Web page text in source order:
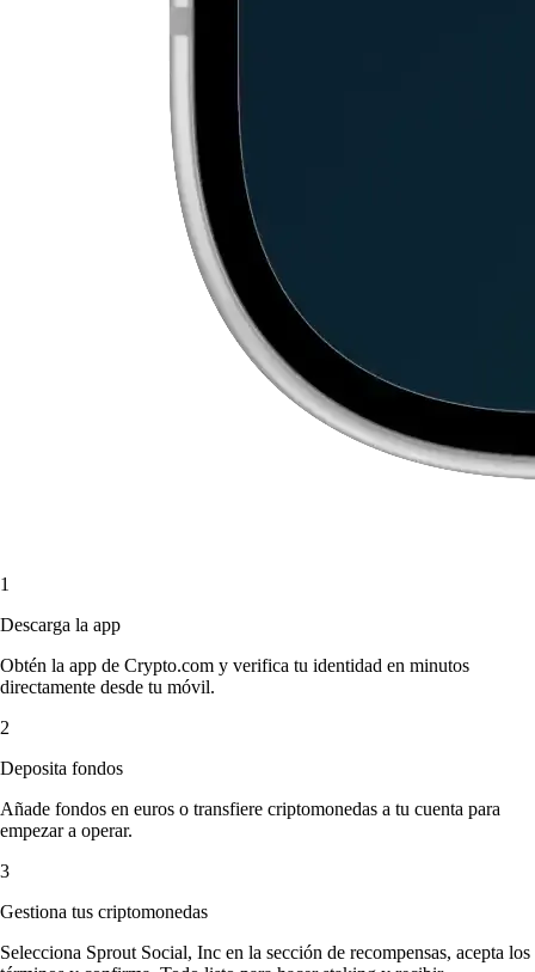
1
Descarga la app
Obtén la app de Crypto.com y verifica tu identidad en minutos
directamente desde tu móvil.
2
Deposita fondos
Añade fondos en euros o transfiere criptomonedas a tu cuenta para
empezar a operar.
3
Gestiona tus criptomonedas
Selecciona Sprout Social, Inc en la sección de recompensas, acepta los